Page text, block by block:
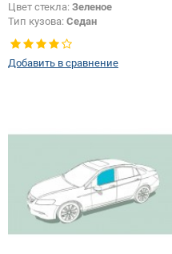
Цвет стекла: Зеленое
Тип кузова: Седан
Тип стекла: Боковое стекло левое
Добавить в сравнение